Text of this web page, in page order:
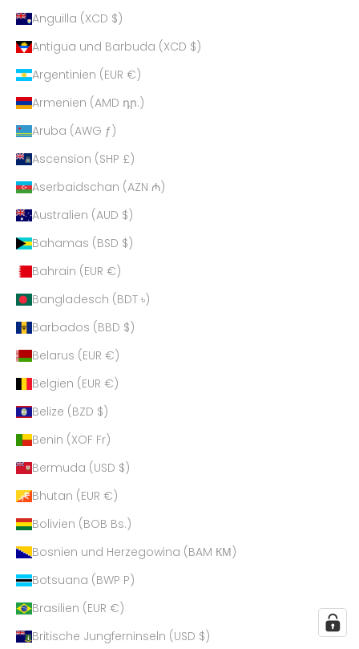
Anguilla (XCD $)
Antigua und Barbuda (XCD $)
Argentinien (EUR €)
Armenien (AMD դր.)
Aruba (AWG ƒ)
Ascension (SHP £)
Aserbaidschan (AZN ₼)
Australien (AUD $)
Bahamas (BSD $)
Bahrain (EUR €)
Bangladesch (BDT ৳)
Barbados (BBD $)
Belarus (EUR €)
Belgien (EUR €)
Belize (BZD $)
Benin (XOF Fr)
Bermuda (USD $)
Bhutan (EUR €)
Bolivien (BOB Bs.)
Bosnien und Herzegowina (BAM КМ)
Botsuana (BWP P)
Brasilien (EUR €)
Britische Jungferninseln (USD $)